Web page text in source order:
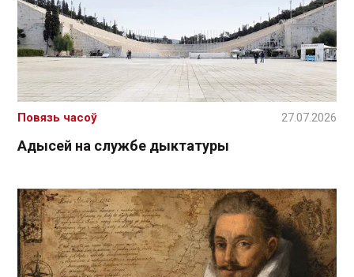
Адысей на службе дыктатуры
Повязь часоў 27.07.2026